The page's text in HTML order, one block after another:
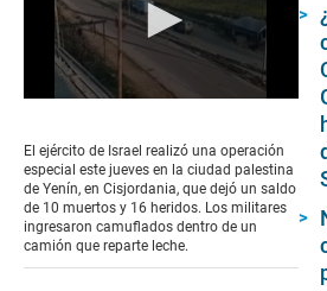
of
8
seconds
El ejército de Israel realizó una operación
especial este jueves en la ciudad palestina
de Yenín, en Cisjordania, que dejó un saldo
de 10 muertos y 16 heridos. Los militares
ingresaron camuflados dentro de un
camión que reparte leche.